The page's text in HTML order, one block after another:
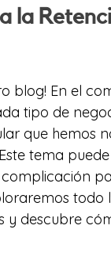
la
blog! En el
tipo de
que hemos
tema
y descubre